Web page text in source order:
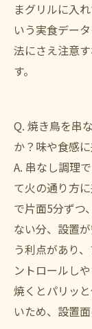
まグリルに入
いう実食デー
法にさえ注意
す。
Q. 焼き鳥を串
か？味や食感
A. 串なし調理
て火の通り方
で片面5分ずつ
ない分、設置
う利点があり
ントロールし
焼くとパリッ
いため、設置